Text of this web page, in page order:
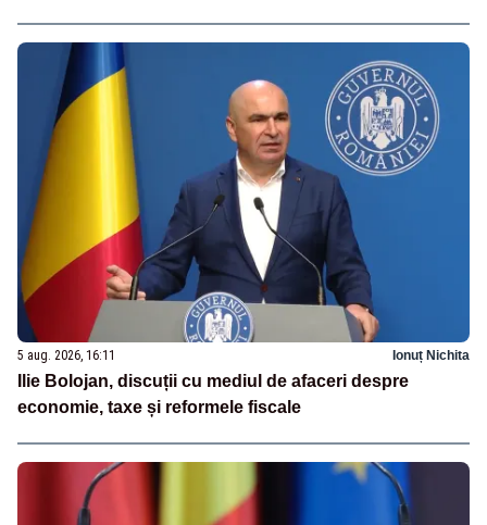
5 aug. 2026, 16:11 Ionuț Nichita
Ilie Bolojan, discuții cu mediul de afaceri despre
economie, taxe și reformele fiscale